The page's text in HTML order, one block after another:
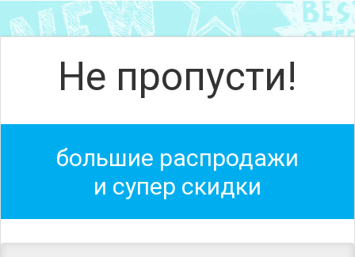
Не пропусти!
большие распродажи
и супер скидки